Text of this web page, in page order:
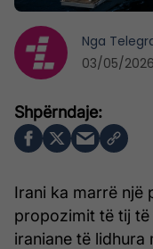
Irani ka marrë një
propozimit të tij
iraniane të lidhura
Nga
03/05/2026